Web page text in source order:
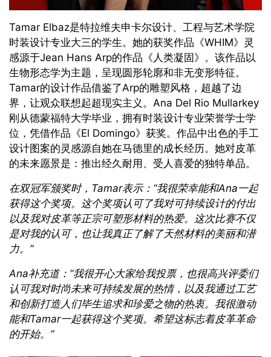
Tamar Elbaz是特拉维夫申卡尔设计、工程与艺术学院
时装设计专业大三的学生。她的获奖作品《WHIM》灵
感源于Jean Hans Arp的作品《人类凝固》。该作品以
生物形态学为主题，呈现圆形轮廓和非无变形特征。
Tamar的设计作品借鉴了Arp的雕塑风格，超越了边
界，让观众联想起超现实主义。Ana Del Rio Mullarkey
刚从德蒙福特大学毕业，拥有时装设计专业荣誉学士学
位，凭借作品《El Domingo》获奖。作品中出色的手工
设计图案的灵感源自她在马德里的成长经历。她对皮革
的未来愿景是：推出经久耐用、受人喜爱的独特单品。
在双冠军颁奖时， Tamar表示：“我很荣幸能和Ana一起
获得这个奖项。这个奖项认可了我对可持续设计的付出
以及我对皮革等正宗可塑形材料的热爱。这次比赛不仅
是对我的认可，也让我真正了解了天然材料的美丽和潜
力。”
Ana补充道：“我很开心大家给我投票，也很高兴评委们
认可我对时尚未来可持续发展的热情，以及我通过工艺
和创新打造人们毕生追求和珍爱之物的热衷。我很激动
能和Tamar一起获得这个奖项。希望这标志着皮革革命
的开始。”